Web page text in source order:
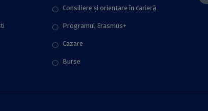
Consiliere şi orientare în carieră
Programul Erasmus+
Cazare
Burse